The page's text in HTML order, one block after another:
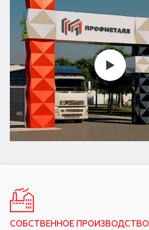
СОБСТВЕННОЕ ПРОИЗВОДСТВО